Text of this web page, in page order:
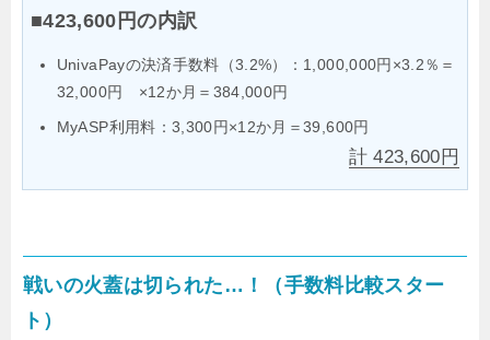
■423,600円の内訳
UnivaPayの決済手数料（3.2%）：1,000,000円×3.2％＝
32,000円 ×12か月＝384,000円
MyASP利用料：3,300円×12か月＝39,600円
計 423,600円
戦いの火蓋は切られた…！（手数料比較スター
ト）